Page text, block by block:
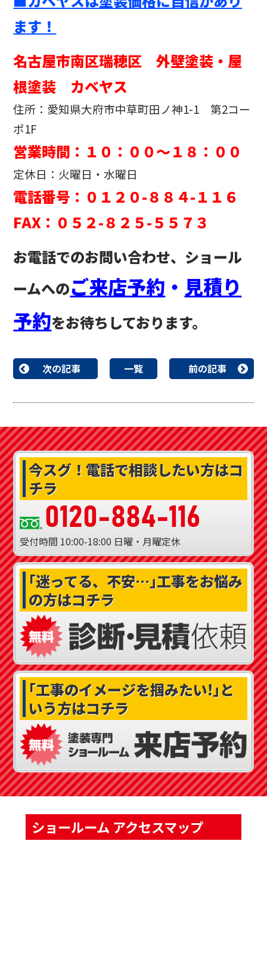
ます！
名古屋市南区瑞穂区 外壁塗装・屋
根塗装 カベヤス
住所：愛知県大府市中草町田ノ神1-1 第2コー
ポ1F
営業時間：１０：００～１８：００
定休日：火曜日・水曜日
電話番号：０１２０-８８４-１１６
FAX：０５２-８２５-５５７３
お電話でのお問い合わせ、ショール
ームへのご来店予約 ・ 見積り
予約をお待ちしております。
次の記事 一覧 前の記事
今スグ！ 電話で相談したい方はコ
チラ
0120-884-116
受付時間 10:00-18:00 日曜・月曜定休
｢迷ってる、不安…｣工事をお悩み
の方はコチラ
｢工事のイメージを掴みたい!｣と
いう方はコチラ
ショールーム アクセスマップ